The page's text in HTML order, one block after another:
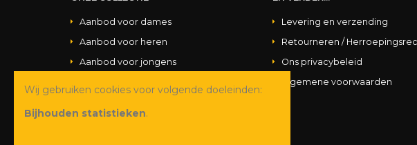
Aanbod voor dames
Aanbod voor heren
Aanbod voor jongens
Levering en verzending
Retourneren /
Ons privacybeleid
Algemene voorwaarden
Wij gebruiken cookies voor volgende doeleinden:
Bijhouden statistieken.